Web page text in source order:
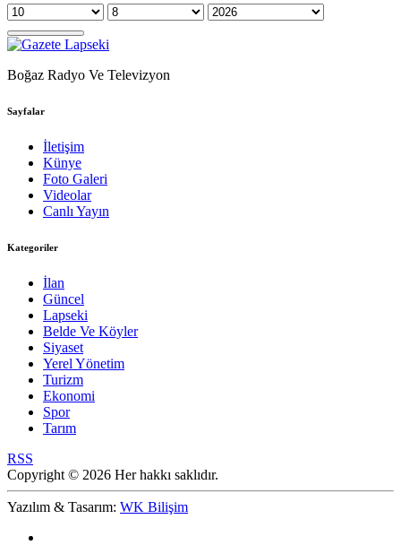
Boğaz Radyo Ve Televizyon
Sayfalar
İletişim
Künye
Foto Galeri
Videolar
Canlı Yayın
Kategoriler
İlan
Güncel
Lapseki
Belde Ve Köyler
Siyaset
Yerel Yönetim
Turizm
Ekonomi
Spor
Tarım
RSS
Copyright © 2026 Her hakkı saklıdır.
Yazılım & Tasarım: WK Bilişim